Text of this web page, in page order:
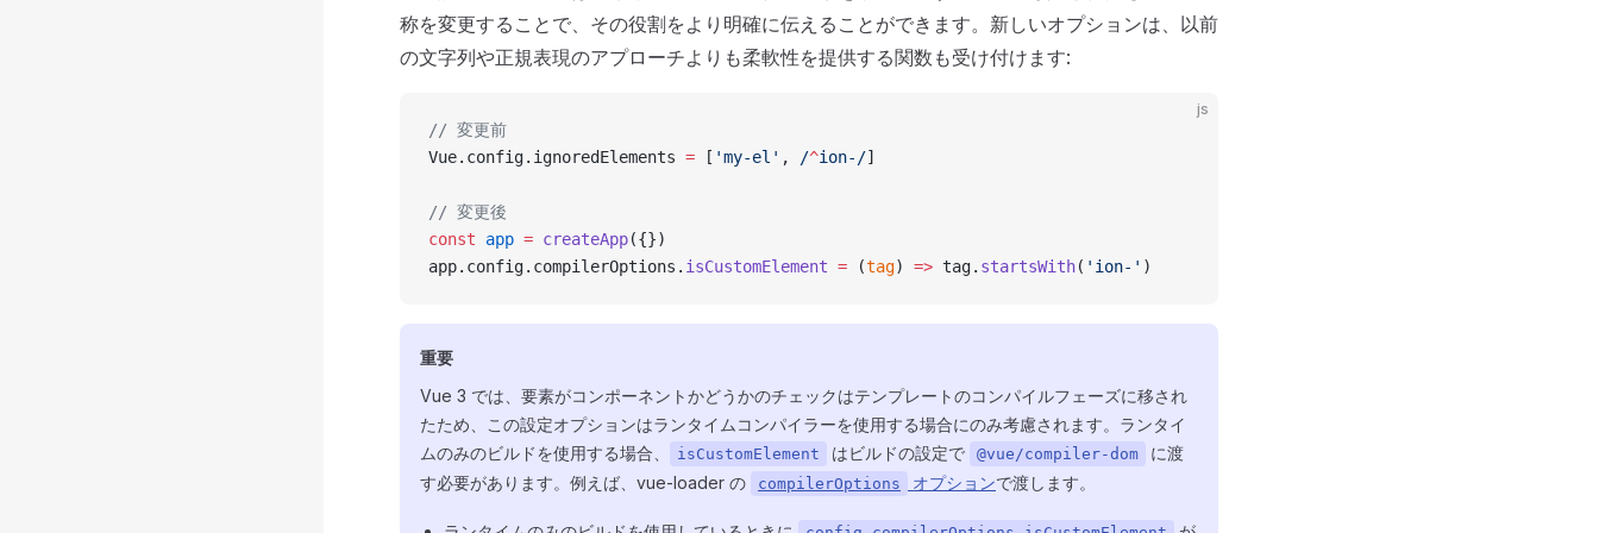
称を変更することで、その役割をより明確に伝えることができます。新しいオプションは、以前
の文字列や正規表現のアプローチよりも柔軟性を提供する関数も受け付けます:
js
// 変更前
Vue.config.ignoredElements = [ 'my-el' , /^ion- /]
// 変更後
const app = createApp({})
app.config.compilerOptions. isCustomElement = (tag) => tag. startsWith( 'ion-' )
重要
Vue 3 では、要素がコンポーネントかどうかのチェックはテンプレートのコンパイルフェーズに移され
たため、この設定オプションはランタイムコンパイラーを使用する場合にのみ考慮されます。ランタイ
ムのみのビルドを使用する場合、
isCustomElement はビルドの設定で @vue/compiler-dom
に渡
す必要があります。例えば、vue-loader の
compilerOptions オプションで渡します。